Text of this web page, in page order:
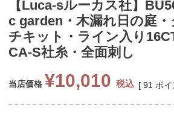
【Luca-sルーカス社】
c garden・木漏れ日の庭
チキット・ライン入り
CA-S社糸・全面刺し
当店価格 ¥10,010 税込 [ 91 ポイ